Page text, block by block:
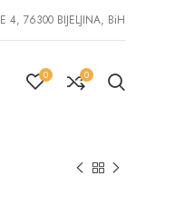
4, 76300 BIJELJINA, BiH
0 0